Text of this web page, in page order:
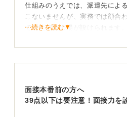
仕組みのうえでは、派遣先によ
こないませんが、実務では顔合
で適性確認の場が設けられます。
チを防ぐ
⋯続きを読む▼
面接本番前の方へ
39点以下は要注意！面接力を